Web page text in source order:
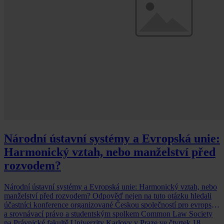
Národní ústavní systémy a Evropská unie:
Harmonický vztah, nebo manželství před
rozvodem?
Národní ústavní systémy a Evropská unie: Harmonický vztah, nebo
manželství před rozvodem? Odpověď nejen na tuto otázku hledali
účastníci konference organizované Českou společností pro evropské
a srovnávací právo a studentským spolkem Common Law Society